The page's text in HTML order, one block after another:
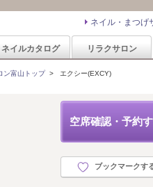
ネイル・まつげ
ネイルカタログ リラクサロン
ン富山トップ> エクシー(EXCY)
空席確認・予約
ブックマークす